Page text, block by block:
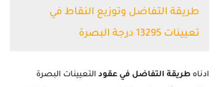
طريقة التفاضل وتوزيع النقاط في
تعيينات 13295 درجة البصرة
ادناه طريقة التفاضل في عقود التعيينات البصرة